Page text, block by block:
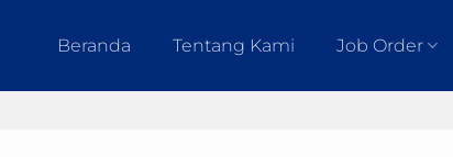
Beranda Tentang Kami Job Order